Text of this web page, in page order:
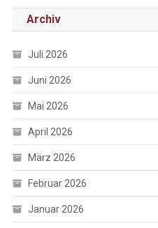
Archiv
Juli 2026
Juni 2026
Mai 2026
April 2026
März 2026
Februar 2026
Januar 2026